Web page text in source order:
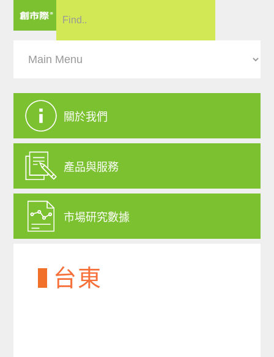
關於我們
產品與服務
市場研究數據
台東